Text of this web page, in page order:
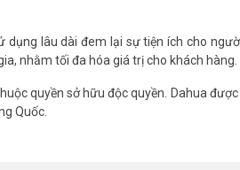
dụng lâu dài đem lại sự tiện ích cho
nhằm tối đa hóa giá trị cho khách hàng.
quyền sở hữu độc quyền. Dahua được
Quốc.